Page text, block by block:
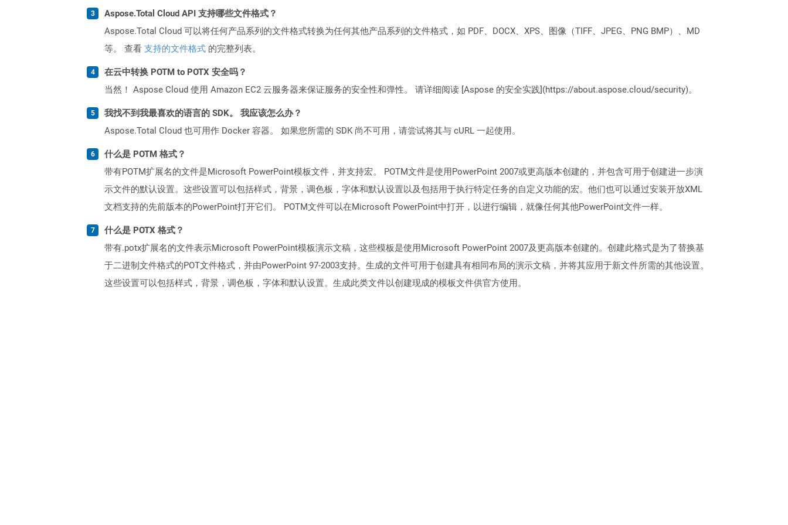
Aspose.Total Cloud API 支持哪些文件格式？
Aspose.Total Cloud 可以将任何产品系列的文件格式转换为任何其他产品系列的文件格式，如 PDF、DOCX、XPS、图像（TIFF、JPEG、PNG BMP）、MD
等。 查看 支持的文件格式 的完整列表。
在云中转换 POTM to POTX 安全吗？
当然！ Aspose Cloud 使用 Amazon EC2 云服务器来保证服务的安全性和弹性。 请详细阅读 [Aspose 的安全实践](https://about.aspose.cloud/security)。
我找不到我最喜欢的语言的 SDK。 我应该怎么办？
Aspose.Total Cloud 也可用作 Docker 容器。 如果您所需的 SDK 尚不可用，请尝试将其与 cURL 一起使用。
什么是 POTM 格式？
带有POTM扩展名的文件是Microsoft PowerPoint模板文件，并支持宏。 POTM文件是使用PowerPoint 2007或更高版本创建的，并包含可用于创建进一步演
示文件的默认设置。这些设置可以包括样式，背景，调色板，字体和默认设置以及包括用于执行特定任务的自定义功能的宏。他们也可以通过安装开放XML
文档支持的先前版本的PowerPoint打开它们。 POTM文件可以在Microsoft PowerPoint中打开，以进行编辑，就像任何其他PowerPoint文件一样。
什么是 POTX 格式？
带有.potx扩展名的文件表示Microsoft PowerPoint模板演示文稿，这些模板是使用Microsoft PowerPoint 2007及更高版本创建的。创建此格式是为了替换基
于二进制文件格式的POT文件格式，并由PowerPoint 97-2003支持。生成的文件可用于创建具有相同布局的演示文稿，并将其应用于新文件所需的其他设置。
这些设置可以包括样式，背景，调色板，字体和默认设置。生成此类文件以创建现成的模板文件供官方使用。